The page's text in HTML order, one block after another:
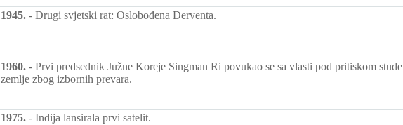
1945. - Drugi svjetski rat: Oslobođena Derventa.
1960. - Prvi predsednik Južne Koreje Singman Ri povukao se sa vlasti pod pritiskom
zemlje zbog izbornih prevara.
1975. - Indija lansirala prvi satelit.